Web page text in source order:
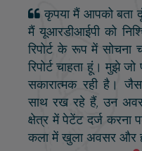
कृपया मैं आपको बता
मैं यूआरडीआईपी को
रिपोर्ट के रूप में
रिपोर्ट चाहता हूं। मुझे
सकारात्मक रही है।
साथ रख रहे हैं, उन
क्षेत्र में पेटेंट दर्ज
कला में खुला अवसर और